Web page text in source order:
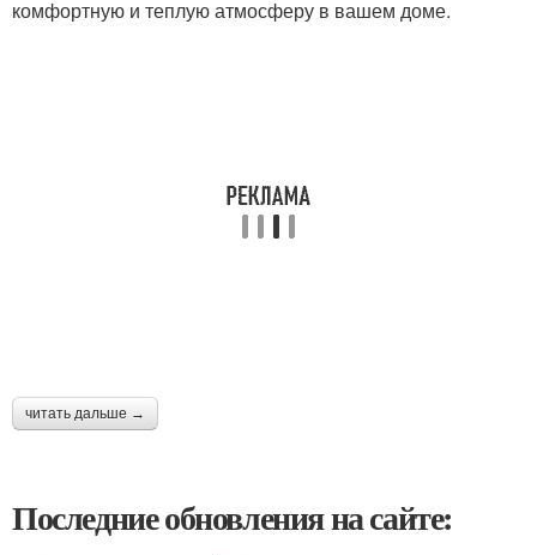
комфортную и теплую атмосферу в вашем доме.
читать дальше →
Последние обновления на сайте: